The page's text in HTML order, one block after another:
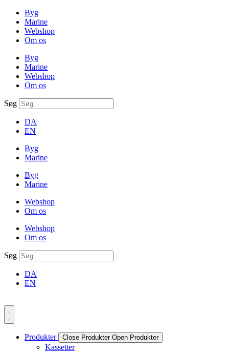
Byg
Marine
Webshop
Om os
Byg
Marine
Webshop
Om os
Søg
DA
EN
Byg
Marine
Byg
Marine
Webshop
Om os
Webshop
Om os
Søg
DA
EN
Produkter Close Produkter Open Produkter
Kassetter